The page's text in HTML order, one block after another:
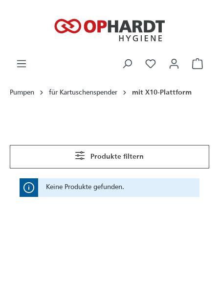
Pumpen für Kartuschenspender mit X10-Plattform
Produkte filtern
Keine Produkte gefunden.